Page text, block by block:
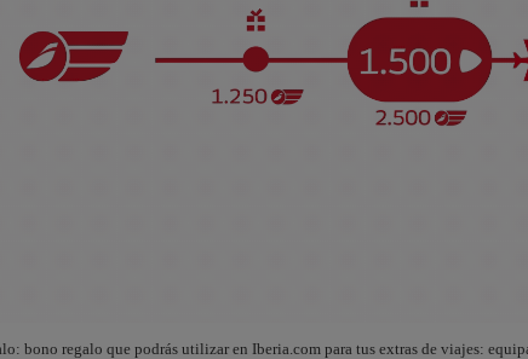
bono regalo que podrás utilizar en Iberia.com para tus extras de viajes: